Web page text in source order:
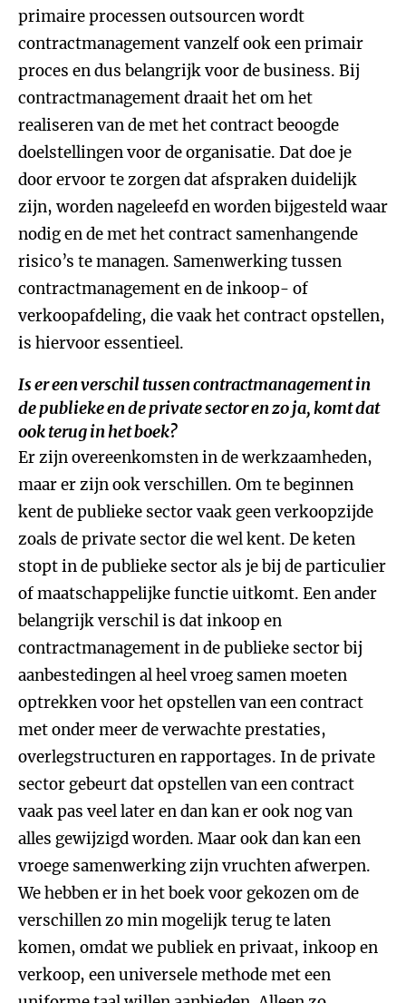
primaire processen outsourcen wordt
contractmanagement vanzelf ook een primair
proces en dus belangrijk voor de business. Bij
contractmanagement draait het om het
realiseren van de met het contract beoogde
doelstellingen voor de organisatie. Dat doe je
door ervoor te zorgen dat afspraken duidelijk
zijn, worden nageleefd en worden bijgesteld waar
nodig en de met het contract samenhangende
risico’s te managen. Samenwerking tussen
contractmanagement en de inkoop- of
verkoopafdeling, die vaak het contract opstellen,
is hiervoor essentieel.
Is er een verschil tussen contractmanagement in
de publieke en de private sector en zo ja, komt dat
ook terug in het boek?
Er zijn overeenkomsten in de werkzaamheden,
maar er zijn ook verschillen. Om te beginnen
kent de publieke sector vaak geen verkoopzijde
zoals de private sector die wel kent. De keten
stopt in de publieke sector als je bij de particulier
of maatschappelijke functie uitkomt. Een ander
belangrijk verschil is dat inkoop en
contractmanagement in de publieke sector bij
aanbestedingen al heel vroeg samen moeten
optrekken voor het opstellen van een contract
met onder meer de verwachte prestaties,
overlegstructuren en rapportages. In de private
sector gebeurt dat opstellen van een contract
vaak pas veel later en dan kan er ook nog van
alles gewijzigd worden. Maar ook dan kan een
vroege samenwerking zijn vruchten afwerpen.
We hebben er in het boek voor gekozen om de
verschillen zo min mogelijk terug te laten
komen, omdat we publiek en privaat, inkoop en
verkoop, een universele methode met een